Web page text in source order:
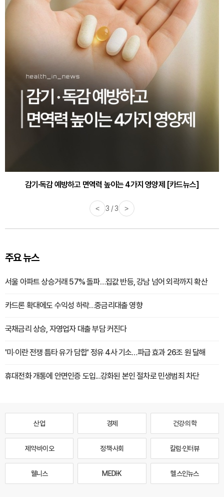
감기·독감 예방하고 면역력 높이는 4가지 영양제 [카드뉴스]
< 3 / 3 >
주요 뉴스
서울 아파트 상승거래 57% 돌파…집값 반등, 강남 넘어 외곽까지 확산
카드론 확대에도 수익성 하락…중금리대출 영향
국채금리 상승, 자영업자 대출 부담 커진다
'미·이란 전쟁 틈타 유가 담합' 정유 4사 기소…파급 효과 26조 원 달해
휴대전화 개통에 안면인증 도입...강화된 본인 절차로 민생범죄 차단
산업 경제 건강·의학
제약·바이오 정책·사회 칼럼·인터뷰
웰니스 MEDI·K 헬스인뉴스